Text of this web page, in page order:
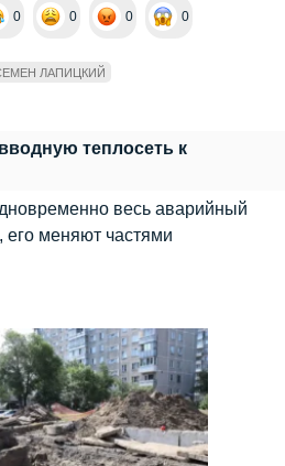
0 0 0 0
ЛАПИЦКИЙ
теплосеть к
весь аварийный
его меняют частями